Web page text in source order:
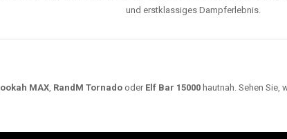
und erstklassiges Dampferlebnis.
MAX, RandM Tornado oder Elf Bar 15000 hautnah. Sehen Sie,